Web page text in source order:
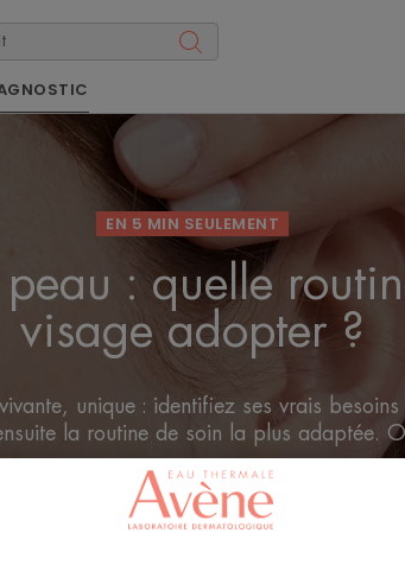
EN 5 MIN SEULEMENT
: quelle
visage adopter ?
unique : identifiez ses vrais
la routine de soin la plus adaptée.
MON DIAGNOSTIC VISAGE